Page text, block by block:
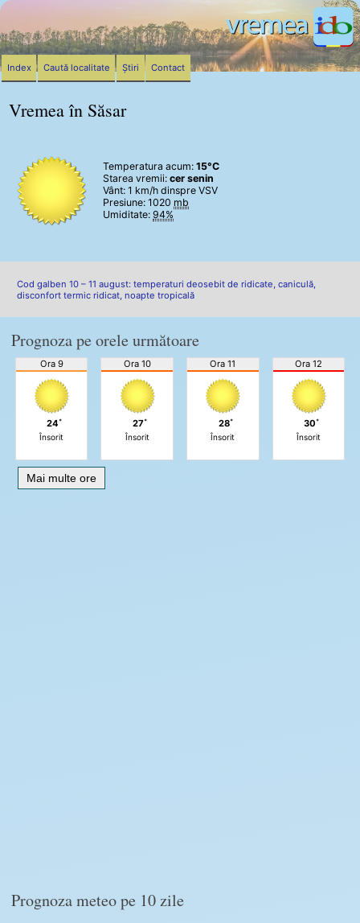
Vremea în Săsar
Temperatura acum: 15°C
Starea vremii: cer senin
Vânt: 1 km/h dinspre VSV
Presiune: 1020 mb
Umiditate: 94%
Cod galben 10 – 11 august: temperaturi deosebit de ridicate, caniculă,
disconfort termic ridicat, noapte tropicală
Prognoza pe orele următoare
Ora 9
24˚
Însorit
Ora 10
27˚
Însorit
Ora 11
28˚
Însorit
Ora 12
30˚
Însorit
Mai multe ore
Prognoza meteo pe 10 zile
Index Caută localitate Știri Contact